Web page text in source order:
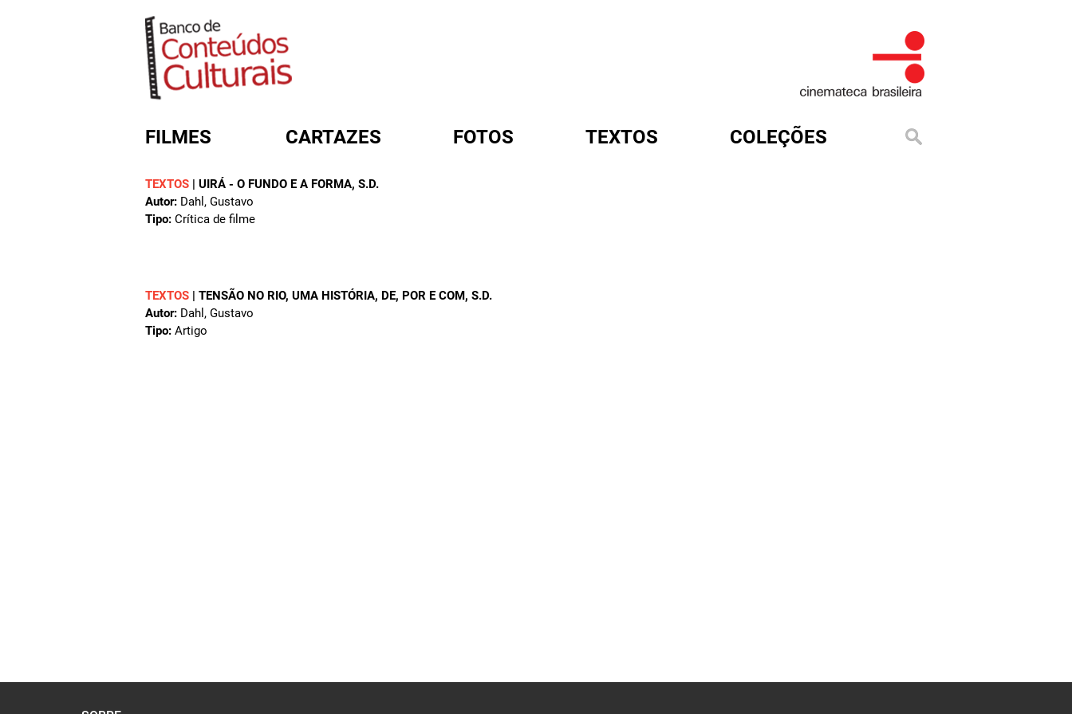
FILMES CARTAZES FOTOS TEXTOS COLEÇÕES
TEXTOS | UIRÁ - O FUNDO E A FORMA, S.D.
Autor: Dahl, Gustavo
Tipo: Crítica de filme
TEXTOS | TENSÃO NO RIO, UMA HISTÓRIA, DE, POR E COM, S.D.
Autor: Dahl, Gustavo
Tipo: Artigo
FORMULÁRIO DE BUSCA